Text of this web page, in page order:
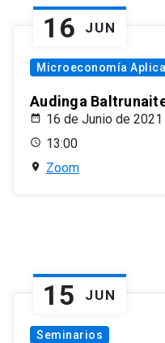
16 JUN
Microeconomía
Audinga
16 de Junio de 2021
13:00
Zoom
15 JUN
Seminarios